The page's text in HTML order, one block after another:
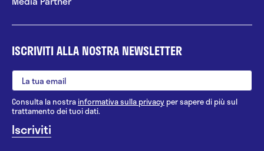
ISCRIVITI ALLA NOSTRA NEWSLETTER
Consulta la nostrainformativa sulla privacy per sapere di più sul
trattamento dei tuoi dati.